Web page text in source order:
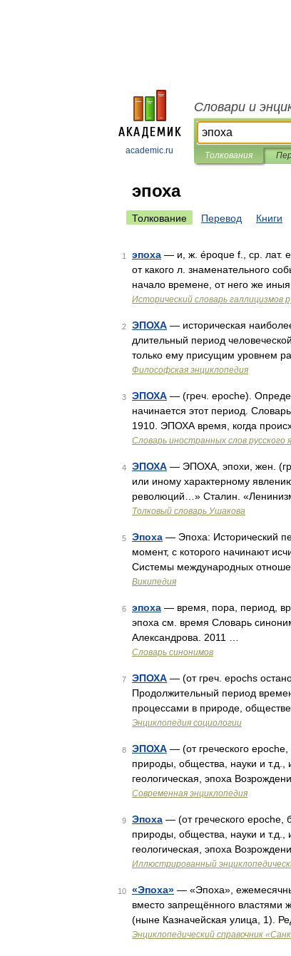
academic.ru
Словари и
Толкования
эпоха
Толкование Перевод Книги
1 эпоха — и, ж. époque f., ср. лат.
от какого л. знаменательного
начало времене, от него же
Исторический словарь галлицизмов
2 ЭПОХА — историческая
длительный период
только ему присущим уровнем
Философская энциклопедия
3 ЭПОХА — (греч. epoche).
начинается этот период.
1910. ЭПОХА время, когда
Словарь иностранных слов русского
4 ЭПОХА — ЭПОХА, эпохи, жен.
или иному характерному
революций…» Сталин.
Толковый словарь Ушакова
5 Эпоха — Эпоха: Исторический
момент, с которого начинают
Системы международных
Википедия
6 эпоха — время, пора, период,
эпоха см. время Словарь
Александрова. 2011 …
Словарь синонимов
7 ЭПОХА — (от греч. epochs
Продолжительный период
процессами в природе,
Энциклопедия социологии
8 ЭПОХА — (от греческого
природы, общества, науки и
геологическая, эпоха
Современная энциклопедия
9 Эпоха — (от греческого epoche,
природы, общества, науки и
геологическая, эпоха
Иллюстрированный
10 «Эпоха» — «Эпоха»,
вместо запрещённого
(ныне Казначейская улица, 1).
Энциклопедический справочник